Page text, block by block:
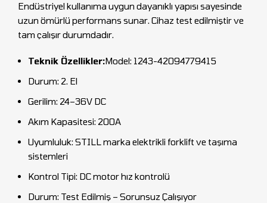
Endüstriyel kullanıma uygun dayanıklı yapısı sayesinde
uzun ömürlü performans sunar. Cihaz test edilmiştir ve
tam çalışır durumdadır.
Teknik Özellikler:Model: 1243-42094779415
Durum: 2. El
Gerilim: 24–36V DC
Akım Kapasitesi: 200A
Uyumluluk: STILL marka elektrikli forklift ve taşıma
sistemleri
Kontrol Tipi: DC motor hız kontrolü
Durum: Test Edilmiş – Sorunsuz Çalışıyor